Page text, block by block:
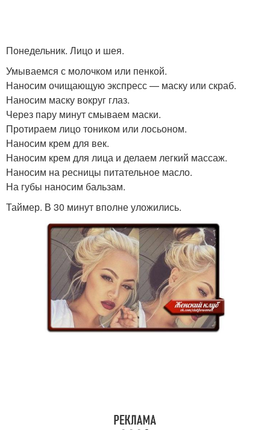
Понедельник. Лицо и шея.
Умываемся с молочком или пенкой.
Наносим очищающую экспресс — маску или скраб.
Наносим маску вокруг глаз.
Через пару минут смываем маски.
Протираем лицо тоником или лосьоном.
Наносим крем для век.
Наносим крем для лица и делаем легкий массаж.
Наносим на ресницы питательное масло.
На губы наносим бальзам.
Таймер. В 30 минут вполне уложились.